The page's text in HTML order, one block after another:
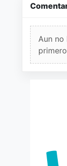
Aun no